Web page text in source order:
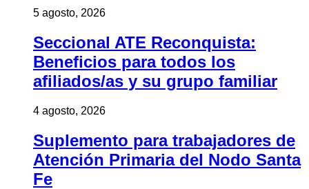
5 agosto, 2026
Seccional ATE Reconquista:
Beneficios para todos los
afiliados/as y su grupo familiar
4 agosto, 2026
Suplemento para trabajadores de
Atención Primaria del Nodo Santa
Fe